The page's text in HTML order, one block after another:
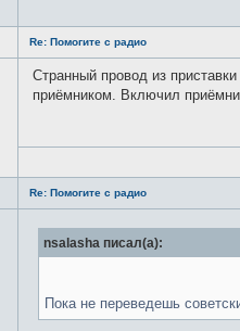
Re: Помогите с радио
Странный провод из
приёмником. Включил
Re: Помогите с радио
nsalasha писал(а):
Пока не переведешь